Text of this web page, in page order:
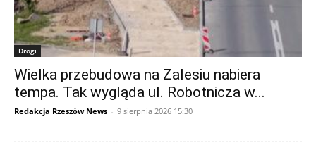
Drogi
Wielka przebudowa na Zalesiu nabiera
tempa. Tak wygląda ul. Robotnicza w...
Redakcja Rzeszów News - 9 sierpnia 2026 15:30